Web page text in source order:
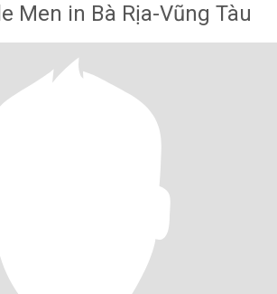
Men in Bà Rịa-Vũng Tàu